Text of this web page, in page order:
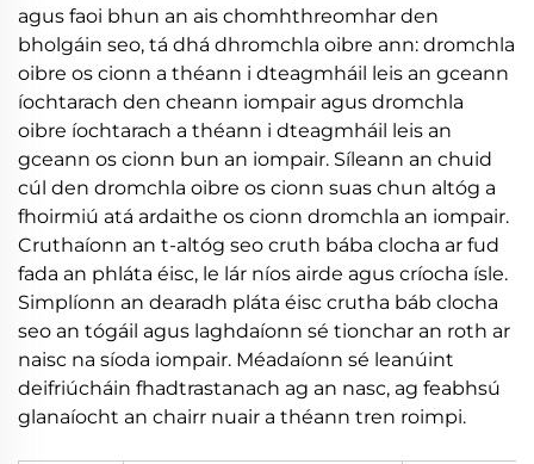
agus faoi bhun an ais chomhthreomhar den
bholgáin seo, tá dhá dhromchla oibre ann: dromchla
oibre os cionn a théann i dteagmháil leis an gceann
íochtarach den cheann iompair agus dromchla
oibre íochtarach a théann i dteagmháil leis an
gceann os cionn bun an iompair. Síleann an chuid
cúl den dromchla oibre os cionn suas chun altóg a
fhoirmiú atá ardaithe os cionn dromchla an iompair.
Cruthaíonn an t-altóg seo cruth bába clocha ar fud
fada an phláta éisc, le lár níos airde agus críocha ísle.
Simplíonn an dearadh pláta éisc crutha báb clocha
seo an tógáil agus laghdaíonn sé tionchar an roth ar
naisc na síoda iompair. Méadaíonn sé leanúint
deifriúcháin fhadtrastanach ag an nasc, ag feabhsú
glanaíocht an chairr nuair a théann tren roimpi.